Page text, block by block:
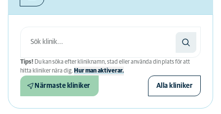
Tips! Du kan söka efter kliniknamn, stad eller använda din plats för att
hitta kliniker nära dig. Hur man aktiverar.
Närmaste kliniker Alla kliniker